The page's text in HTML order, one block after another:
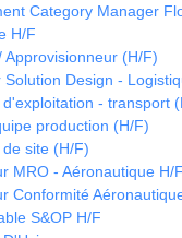
Category Manager
H/F
Approvisionneur (H/F)
Solution Design -
d'exploitation - transport
production (H/F)
site (H/F)
MRO - Aéronautique H/F
Conformité
S&OP H/F